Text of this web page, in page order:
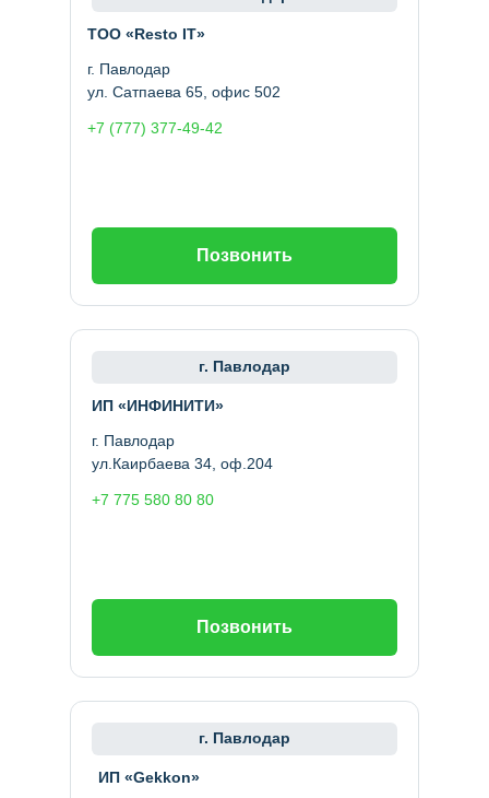
ИП «ИНФИНИТИ»
г. Павлодар
ул.Каирбаева 34, оф.204
Позвонить
+7 775 580 80 80
г. Павлодар
ТОО «Resto IT»
г. Павлодар
ул. Сатпаева 65, офис 502
Позвонить
+7 (777) 377-49-42
ИП «Gekkon»
г. Павлодар